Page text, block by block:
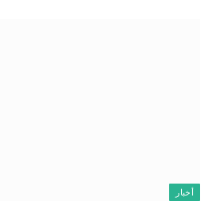
أخبار